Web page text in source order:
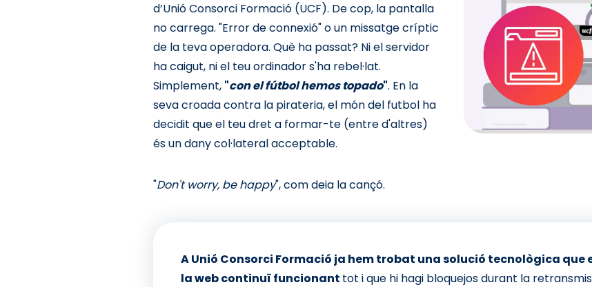
d’Unió Consorci Formació (UCF). De cop, la pantalla
no carrega. "Error de connexió" o un missatge críptic
de la teva operadora. Què ha passat? Ni el servidor
ha caigut, ni el teu ordinador s'ha rebel·lat.
Simplement, "con el fútbol hemos topado". En la
seva croada contra la pirateria, el món del futbol ha
decidit que el teu dret a formar-te (entre d'altres)
és un dany col·lateral acceptable.
"Don't worry, be happy", com deia la cançó.
A Unió Consorci Formació ja hem trobat una solució tecnològica que
la web continuï funcionant tot i que hi hagi bloquejos durant la